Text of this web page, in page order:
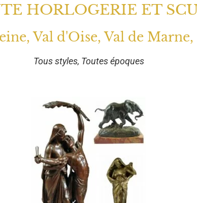
HORLOGERIE ET
Val d'Oise, Val de
Tous styles, Toutes époques